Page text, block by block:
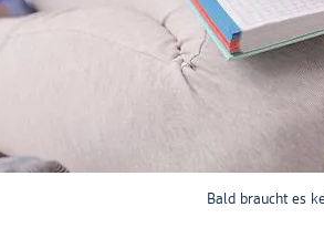
Bald braucht es